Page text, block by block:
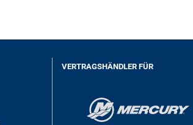
VERTRAGSHÄNDLER FÜR